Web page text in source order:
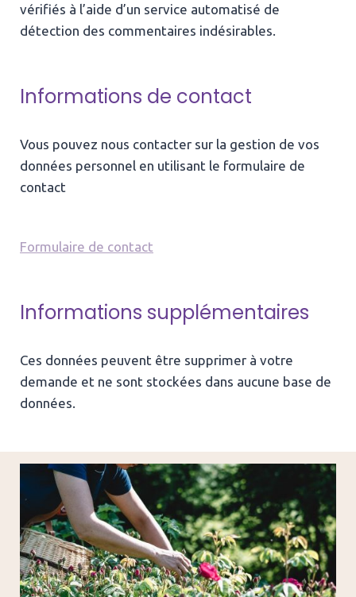
vérifiés à l’aide d’un service automatisé de
détection des commentaires indésirables.
Informations de contact
Vous pouvez nous contacter sur la gestion de vos
données personnel en utilisant le formulaire de
contact
Formulaire de contact
Informations supplémentaires
Ces données peuvent être supprimer à votre
demande et ne sont stockées dans aucune base de
données.